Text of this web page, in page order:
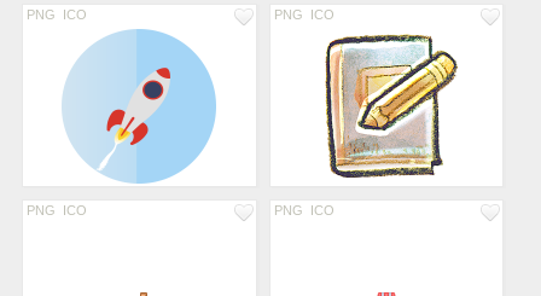
PNG ICO PNG ICO
PNG ICO PNG ICO